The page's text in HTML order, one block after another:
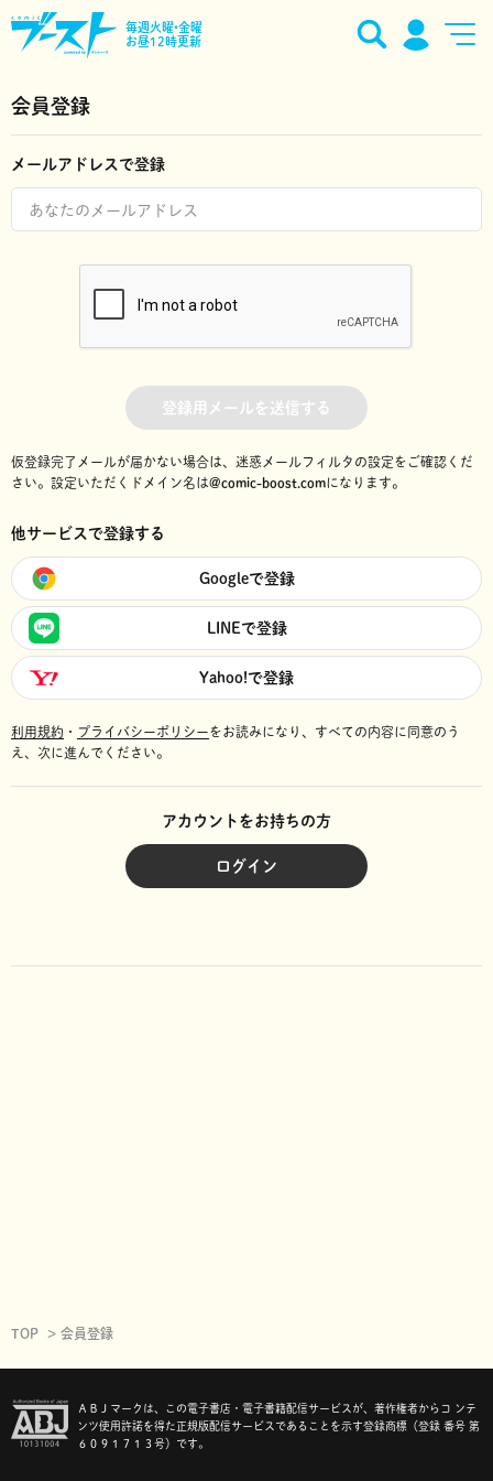
毎週火曜•金曜
お昼12時更新
会員登録
メールアドレスで登録
登録用メールを送信する
仮登録完了メールが届かない場合は、迷惑メールフィルタの設定をご確認くだ
さい。 設定いただくドメイン名は@comic-boost.comになります。
他サービスで登録する
Googleで登録
LINEで登録
Yahoo!で登録
利用規約 ・ プライバシーポリシーをお読みになり、 すべての内容に同意のう
え、次に進んでください。
アカウントをお持ちの方
ログイン
TOP 会員登録
ＡＢＪマークは、この電子書店・電子書籍配信サービスが、著作権者からコ ンテ
ンツ使用許諾を得た正規版配信サービスであることを示す登録商標（登録 番号 第
６０９１７１３号）です。